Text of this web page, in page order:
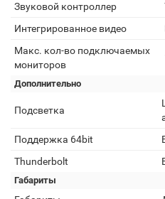
Звуковой контроллер
Интегрированное видео
Макс. кол-во подключаемых
мониторов
Дополнительно
Подсветка
Поддержка 64bit
Thunderbolt
Габариты